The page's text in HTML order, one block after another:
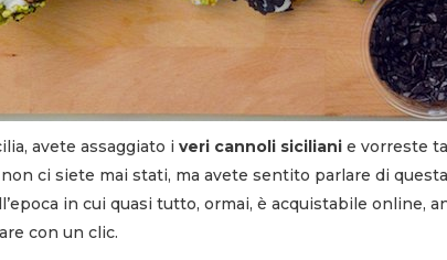
avete assaggiato i veri cannoli siciliani e vorreste
ci siete mai stati, ma avete sentito parlare di
in cui quasi tutto, ormai, è acquistabile online,
con un clic.